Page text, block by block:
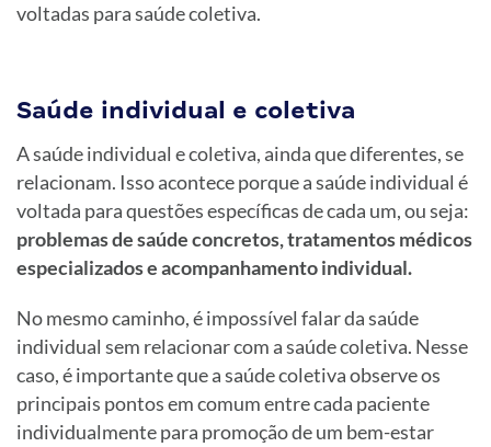
voltadas para saúde coletiva.
Saúde individual e coletiva
A saúde individual e coletiva, ainda que diferentes, se
relacionam. Isso acontece porque a saúde individual é
voltada para questões específicas de cada um, ou seja:
problemas de saúde concretos, tratamentos médicos
especializados e acompanhamento individual.
No mesmo caminho, é impossível falar da saúde
individual sem relacionar com a saúde coletiva. Nesse
caso, é importante que a saúde coletiva observe os
principais pontos em comum entre cada paciente
individualmente para promoção de um bem-estar